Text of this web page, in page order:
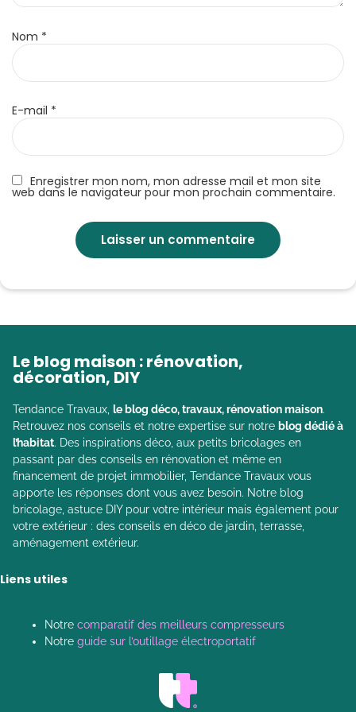
Enregistrer mon nom, mon adresse mail et mon site
web dans le navigateur pour mon prochain commentaire.
Nom *
E-mail *
Le blog maison : rénovation,
décoration, DIY
Tendance Travaux, le blog déco, travaux, rénovation maison.
Retrouvez nos conseils et notre expertise sur notre blog dédié à
l’habitat. Des inspirations déco, aux petits bricolages en
passant par des conseils en rénovation et même en
financement de projet immobilier, Tendance Travaux vous
apporte les réponses dont vous avez besoin. Notre blog
bricolage, astuce DIY pour votre intérieur mais également pour
votre extérieur : des conseils en déco de jardin, terrasse,
aménagement extérieur.
Liens utiles
Notre comparatif des meilleurs compresseurs
Notre guide sur l’outillage électroportatif